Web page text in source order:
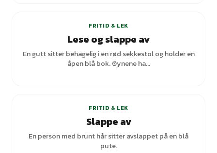
FRITID & LEK
Lese og slappe av
En gutt sitter behagelig i en rød sekkestol og holder en
åpen blå bok. Øynene ha...
FRITID & LEK
Slappe av
En person med brunt hår sitter avslappet på en blå
pute.